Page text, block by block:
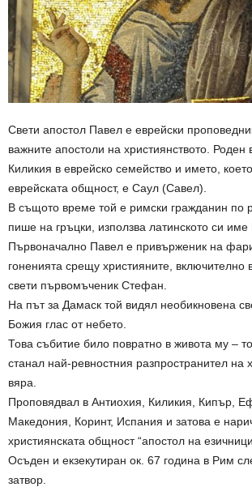
Свети апостол Павел е еврейски
важните апостоли на християнството. Роден
Киликия в еврейско семейство и името,
еврейската общност, е Саул (Савел).
В същото време той е римски гражданин по
пише на гръцки, използва латинското си име
Първоначално Павел е привърженик на
гоненията срещу християните, включително
свети първомъченик Стефан.
На път за Дамаск той видял необикновена
Божия глас от небето.
Това събитие било повратно в живота му –
станал най-ревностния разпространител на
вяра.
Проповядвал в Антиохия, Киликия, Кипър,
Македония, Коринт, Испания и затова е
християнската общност “апостол на
Осъден и екзекутиран ок. 67 година в Рим
затвор.